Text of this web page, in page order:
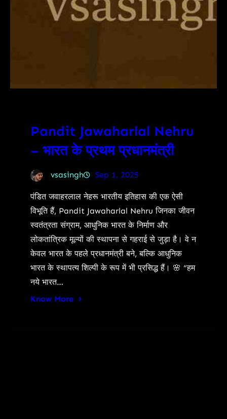
Pandit Jawaharlal Nehru
– भारत के प्रथम प्रधानमंत्री
vsasingh Sep 1, 2025
पंडित जवाहरलाल नेहरू भारतीय इतिहास की एक ऐसी
विभूति हैं, Pandit Jawaharlal Nehru जिनका जीवन
स्वतंत्रता संग्राम, आधुनिक भारत के निर्माण और
लोकतांत्रिक मूल्यों की स्थापना से गहराई से जुड़ा है। वे न
केवल भारत के पहले प्रधानमंत्री बने, बल्कि आधुनिक
भारत के स्थापत्य शिल्पी के रूप में भी प्रसिद्ध हैं। 🌸 “हम
नये भारत…
Know More